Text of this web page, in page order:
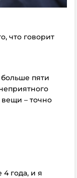
что говорит
пяти
– точно
года, и я